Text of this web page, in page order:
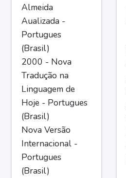
Almeida
Aualizada -
Portugues
(Brasil)
2000 - Nova
Tradução na
Linguagem de
Hoje - Portugues
(Brasil)
Nova Versão
Internacional -
Portugues
(Brasil)